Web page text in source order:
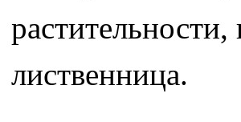
лиственница.